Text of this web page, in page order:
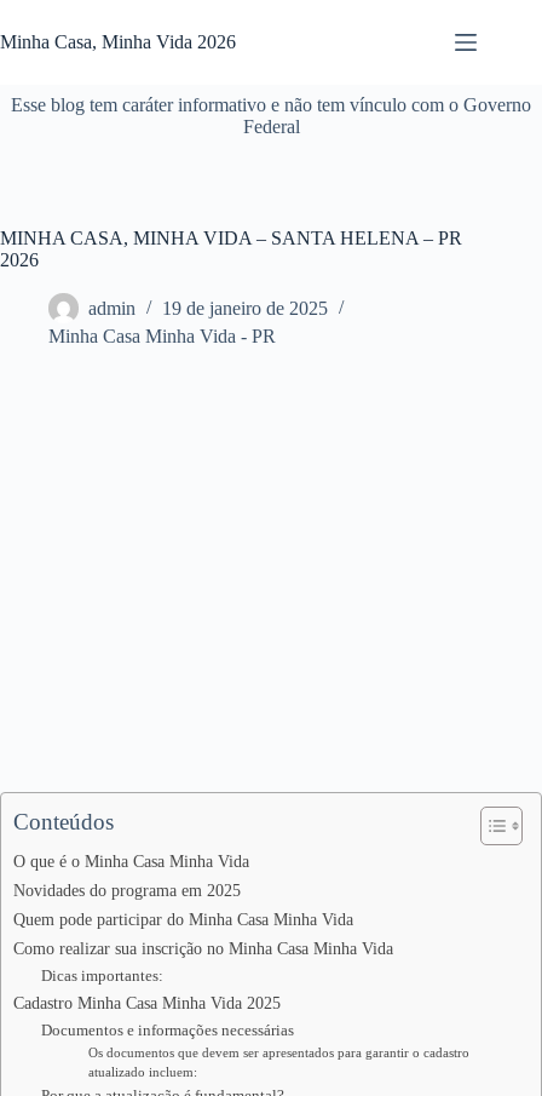
para
o
Minha Casa, Minha Vida 2026
Esse blog tem caráter informativo e não tem vínculo com o Governo
Federal
MINHA CASA, MINHA VIDA – SANTA HELENA – PR
2026
admin
19 de janeiro de 2025
Minha Casa Minha Vida - PR
Conteúdos
O que é o Minha Casa Minha Vida
Novidades do programa em 2025
Quem pode participar do Minha Casa Minha Vida
Como realizar sua inscrição no Minha Casa Minha Vida
Dicas importantes:
Cadastro Minha Casa Minha Vida 2025
Documentos e informações necessárias
Os documentos que devem ser apresentados para garantir o cadastro
atualizado incluem: